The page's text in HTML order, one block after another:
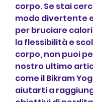
corpo. Se stai
modo divertente
per bruciare
la flessibilità e
corpo, non puoi
nostro ultimo
come il Bikram
aiutarti a